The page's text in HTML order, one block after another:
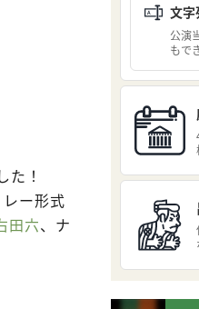
！
ー形式
田六、ナ
文字
公演
もで